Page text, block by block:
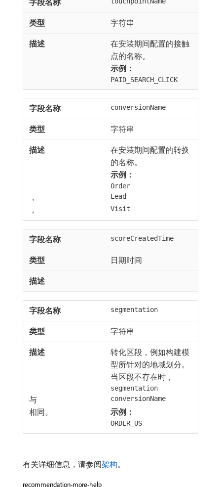
字符串
在安装期间配置的接触
点的名称。
示例：
PAID_SEARCH_CLICK
conversionName
字符串
在安装期间配置的转换
的名称。
示例：
Order
， Lead
， Visit
scoreCreatedTime
日期时间
segmentation
字符串
转化区段，例如构建模
型所针对的地域划分。
当区段不存在时，
segmentation
与 conversionName
相同。 示例：
ORDER_US
有关详细信息，请参阅架构。
recommendation-more-help